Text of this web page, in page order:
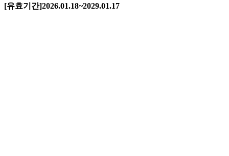
[유효기간]2026.01.18~2029.01.17